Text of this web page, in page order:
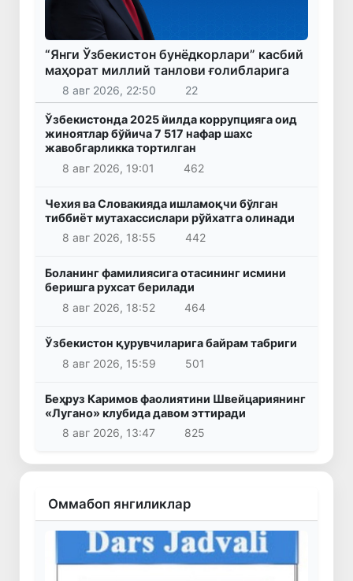
“Янги Ўзбекистон бунёдкорлари” касбий
маҳорат миллий танлови ғолибларига
8 авг 2026, 22:50 22
Ўзбекистонда 2025 йилда коррупцияга оид
жиноятлар бўйича 7 517 нафар шахс
жавобгарликка тортилган
8 авг 2026, 19:01
462
Чехия ва Словакияда ишламоқчи бўлган
тиббиёт мутахассислари рўйхатга олинади
8 авг 2026, 18:55
442
Боланинг фамилиясига отасининг исмини
беришга рухсат берилади
8 авг 2026, 18:52
464
Ўзбекистон қурувчиларига байрам табриги
8 авг 2026, 15:59
501
Беҳруз Каримов фаолиятини Швейцариянинг
«Лугано» клубида давом эттиради
8 авг 2026, 13:47
825
Оммабоп янгиликлар